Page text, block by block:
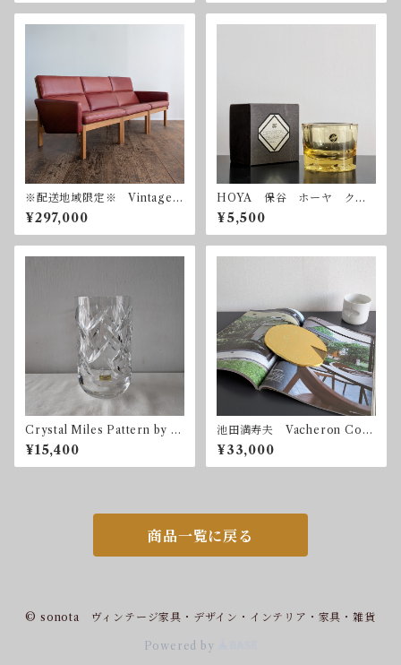
※配送地域限定※ Vintage
Modular Sofa by Dan Svart
h for Fredericia デンマー
ク フレデリシア
¥297,000
HOYA 保谷 ホーヤ クリ
スタル アシュトレイ ヴィ
ンテージ 昭和レトロ
¥5,500
Crystal Miles Pattern by G
öran Wärff for Kosta Boda
Sweden 1996
¥15,400
池田満寿夫 Vacheron Cons
tantin 1992 限定300
¥33,000
商品一覧に戻る
© sonota ヴィンテージ家具・デザイン・インテリア・家具・雑貨
Powered by